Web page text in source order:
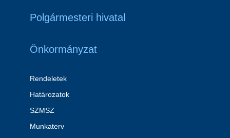
Polgármesteri hivatal
Önkormányzat
Rendeletek
Határozatok
SZMSZ
Munkaterv